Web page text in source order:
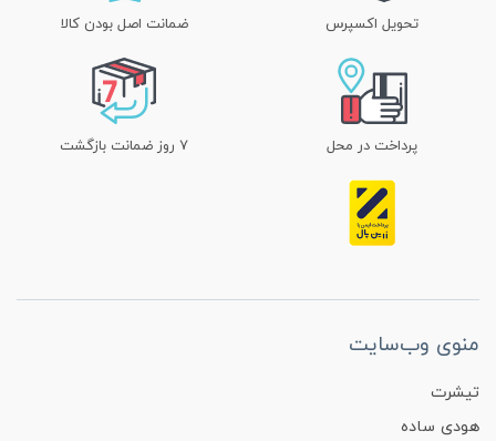
تحویل اکسپرس ضمانت اصل بودن کالا
پرداخت در محل ۷ روز ضمانت بازگشت
منوی وب‌سایت
تیشرت
هودی ساده